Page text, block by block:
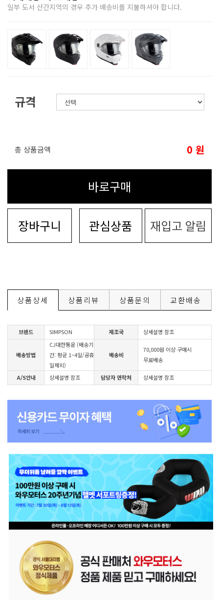
일부 도서 산간지역의 경우 추가 배송비를 지불하셔야 합니다.
규격
총 상품금액 0 원
바로구매
장바구니 관심상품 재입고 알림
상품상세 상품리뷰 상품문의 교환배송
브랜드 SIMPSON 제조국 상세설명 참조
배송방법
CJ대한통운 (배송기
간: 평균 1~4일/공휴
일제외)
배송비
70,000원 이상 구매시
무료배송
A/S안내 상세설명 참조 담당자 연락처 상세설명 참조